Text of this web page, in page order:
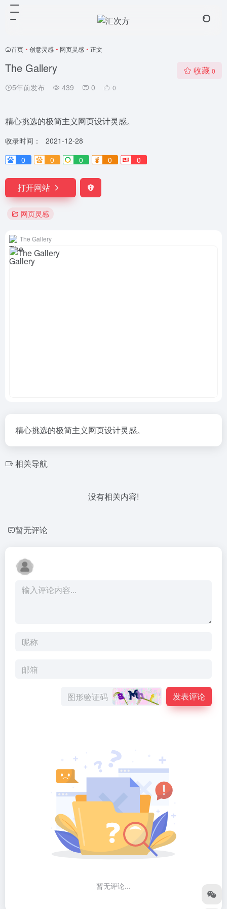
首页 • 创意灵感 • 网页灵感 • 正文
The Gallery
5年前发布 439 0 0
收藏 0
精心挑选的极简主义网页设计灵感。
收录时间：
2021-12-28
0
0 0 0 0
打开网站
网页灵感
The Gallery
精心挑选的极简主义网页设计灵感。
相关导航
没有相关内容!
暂无评论
发表评论
暂无评论...